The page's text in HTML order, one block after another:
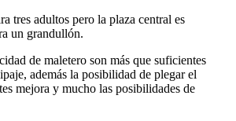
tres adultos pero la plaza central es
un grandullón.
de maletero son más que suficientes
además la posibilidad de plegar el
mejora y mucho las posibilidades de